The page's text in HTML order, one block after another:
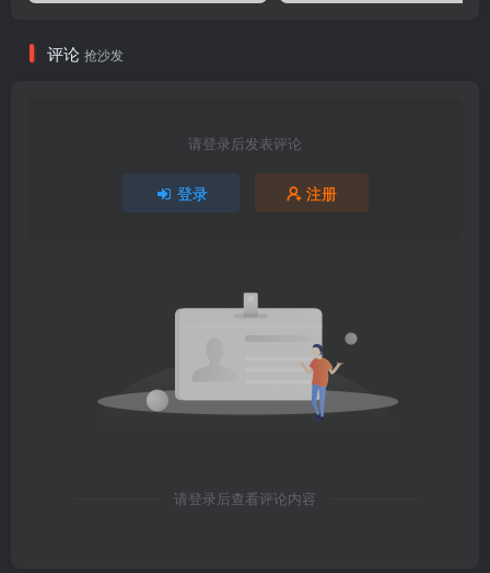
评论 抢沙发
请登录后发表评论
登录 注册
请登录后查看评论内容